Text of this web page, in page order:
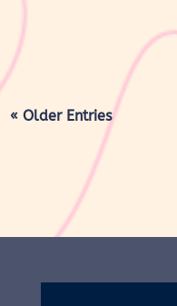
« Older Entries